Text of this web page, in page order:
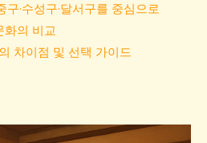
·수성구·달서구를 중심으로
화의 비교
차이점 및 선택 가이드